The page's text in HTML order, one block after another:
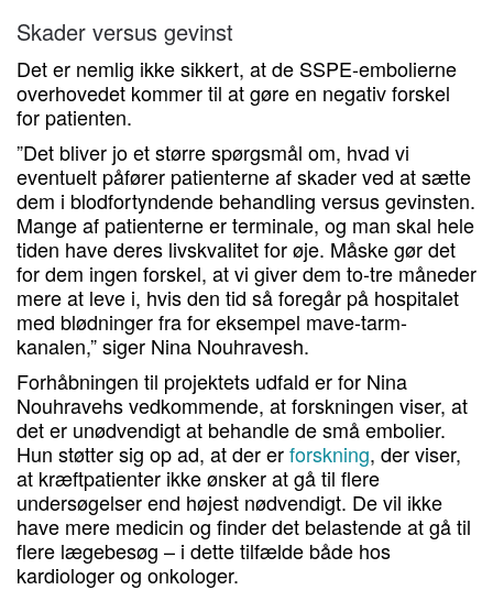
Skader versus gevinst
Det er nemlig ikke sikkert, at de SSPE-embolierne
overhovedet kommer til at gøre en negativ forskel
for patienten.
”Det bliver jo et større spørgsmål om, hvad vi
eventuelt påfører patienterne af skader ved at sætte
dem i blodfortyndende behandling versus gevinsten.
Mange af patienterne er terminale, og man skal hele
tiden have deres livskvalitet for øje. Måske gør det
for dem ingen forskel, at vi giver dem to-tre måneder
mere at leve i, hvis den tid så foregår på hospitalet
med blødninger fra for eksempel mave-tarm-
kanalen,” siger Nina Nouhravesh.
Forhåbningen til projektets udfald er for Nina
Nouhravehs vedkommende, at forskningen viser, at
det er unødvendigt at behandle de små embolier.
Hun støtter sig op ad, at der erforskning, der viser,
at kræftpatienter ikke ønsker at gå til flere
undersøgelser end højest nødvendigt. De vil ikke
have mere medicin og finder det belastende at gå til
flere lægebesøg – i dette tilfælde både hos
kardiologer og onkologer.